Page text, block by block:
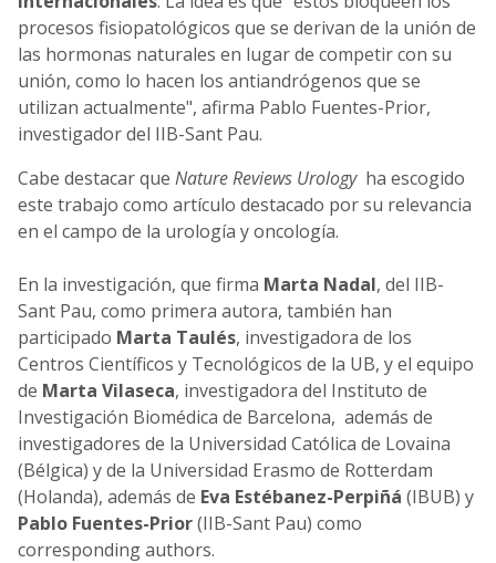
procesos fisiopatológicos que se derivan de la unión de
las hormonas naturales en lugar de competir con su
unión, como lo hacen los antiandrógenos que se
utilizan actualmente", afirma Pablo Fuentes-Prior,
investigador del IIB-Sant Pau.
Cabe destacar que Nature Reviews Urology ha escogido
este trabajo como artículo destacado por su relevancia
en el campo de la urología y oncología.
En la investigación, que firma Marta Nadal, del IIB-
Sant Pau, como primera autora, también han
participado Marta Taulés, investigadora de los
Centros Científicos y Tecnológicos de la UB, y el equipo
de Marta Vilaseca, investigadora del Instituto de
Investigación Biomédica de Barcelona, además de
investigadores de la Universidad Católica de Lovaina
(Bélgica) y de la Universidad Erasmo de Rotterdam
(Holanda), además de Eva Estébanez-Perpiñá (IBUB) y
Pablo Fuentes-Prior(IIB-Sant Pau) como
corresponding authors.